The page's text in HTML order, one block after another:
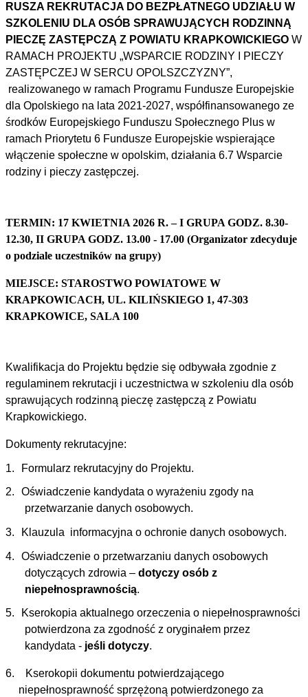
RUSZA REKRUTACJA DO BEZPŁATNEGO UDZIAŁU W
SZKOLENIU DLA OSÓB SPRAWUJĄCYCH RODZINNĄ
PIECZĘ ZASTĘPCZĄ Z POWIATU KRAPKOWICKIEGO W
RAMACH PROJEKTU „WSPARCIE RODZINY I PIECZY
ZASTĘPCZEJ W SERCU OPOLSZCZYZNY”,
realizowanego w ramach Programu Fundusze Europejskie
dla Opolskiego na lata 2021-2027, współfinansowanego ze
środków Europejskiego Funduszu Społecznego Plus w
ramach Priorytetu 6 Fundusze Europejskie wspierające
włączenie społeczne w opolskim, działania 6.7 Wsparcie
rodziny i pieczy zastępczej.
TERMIN: 17 KWIETNIA 2026 R. – I GRUPA GODZ. 8.30-
12.30, II GRUPA GODZ. 13.00 - 17.00 (Organizator zdecyduje
o podziale uczestników na grupy)
MIEJSCE: STAROSTWO POWIATOWE W
KRAPKOWICACH, UL. KILIŃSKIEGO 1, 47-303
KRAPKOWICE, SALA 100
Kwalifikacja do Projektu będzie się odbywała zgodnie z
regulaminem rekrutacji i uczestnictwa w szkoleniu dla osób
sprawujących rodzinną pieczę zastępczą z Powiatu
Krapkowickiego.
Dokumenty rekrutacyjne:
1. Formularz rekrutacyjny do Projektu.
2.
Oświadczenie kandydata o wyrażeniu zgody na
przetwarzanie danych osobowych.
3. Klauzula informacyjna o ochronie danych osobowych.
4.
Oświadczenie o przetwarzaniu danych osobowych
dotyczących zdrowia –dotyczy osób z
niepełnosprawnością.
5.
Kserokopia aktualnego orzeczenia o niepełnosprawności
potwierdzona za zgodność z oryginałem przez
kandydata - jeśli dotyczy.
6. Kserokopii dokumentu potwierdzającego
niepełnosprawność sprzężoną potwierdzonego za